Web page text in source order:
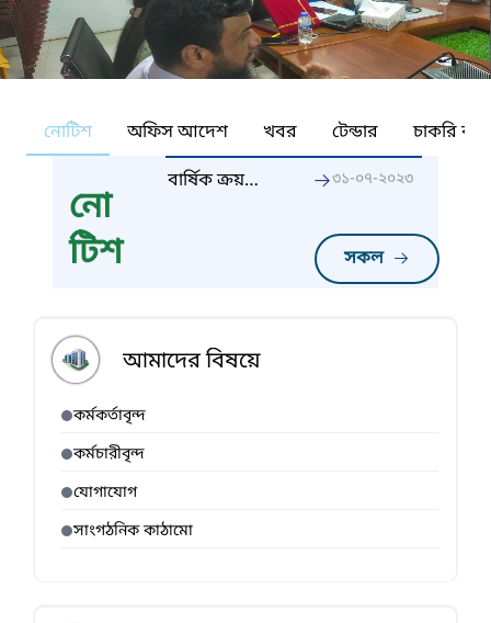
নোটিশ অফিস আদেশ খবর টেন্ডার চাকরি
নো
টিশ
সকল
বার্ষিক ক্রয়
৩১-০৭-২০২৩
আমাদের বিষয়ে
কর্মকর্তাবৃন্দ
কর্মচারীবৃন্দ
যোগাযোগ
সাংগঠনিক কাঠামো